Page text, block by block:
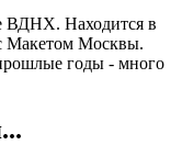
ВДНХ. Находится в
Макетом Москвы.
годы - много